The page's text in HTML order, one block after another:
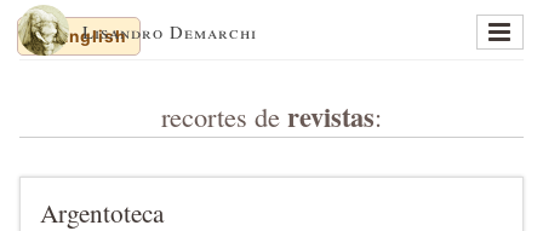
Lisandro Demarchi
Memorias y balanceos
recortes de revistas:
Argentoteca
English